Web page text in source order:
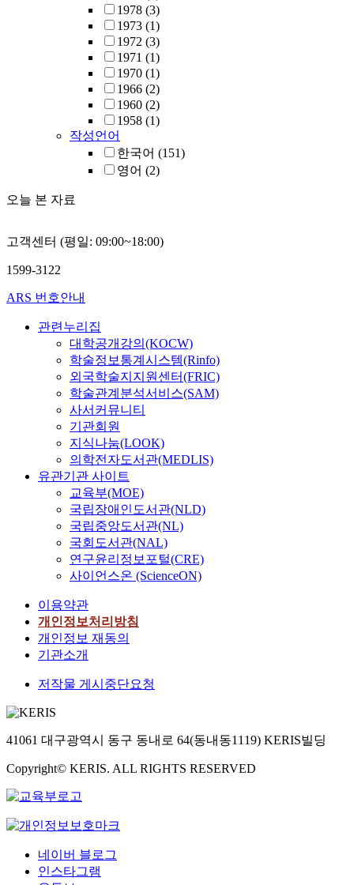
1978 (3)
1973 (1)
1972 (3)
1971 (1)
1970 (1)
1966 (2)
1960 (2)
1958 (1)
작성언어
한국어 (151)
영어 (2)
오늘 본 자료
고객센터 (평일: 09:00~18:00)
1599-3122
ARS 번호안내
관련누리집
대학공개강의(KOCW)
학술정보통계시스템(Rinfo)
외국학술지지원센터(FRIC)
학술관계분석서비스(SAM)
사서커뮤니티
기관회원
지식나눔(LOOK)
의학전자도서관(MEDLIS)
유관기관 사이트
교육부(MOE)
국립장애인도서관(NLD)
국립중앙도서관(NL)
국회도서관(NAL)
연구윤리정보포털(CRE)
사이언스온 (ScienceON)
이용약관
개인정보처리방침
개인정보 재동의
기관소개
저작물 게시중단요청
41061 대구광역시 동구 동내로 64(동내동1119) KERIS빌딩
Copyright© KERIS. ALL RIGHTS RESERVED
네이버 블로그
인스타그램